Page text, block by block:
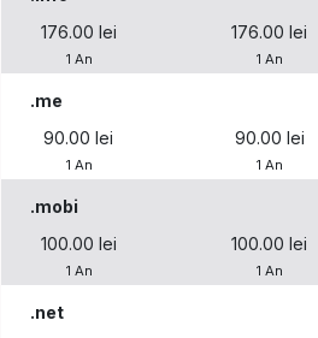
176.00 lei
1 An
176.00 lei
1 An
.me
90.00 lei
1 An
90.00 lei
1 An
.mobi
100.00 lei
1 An
100.00 lei
1 An
.net